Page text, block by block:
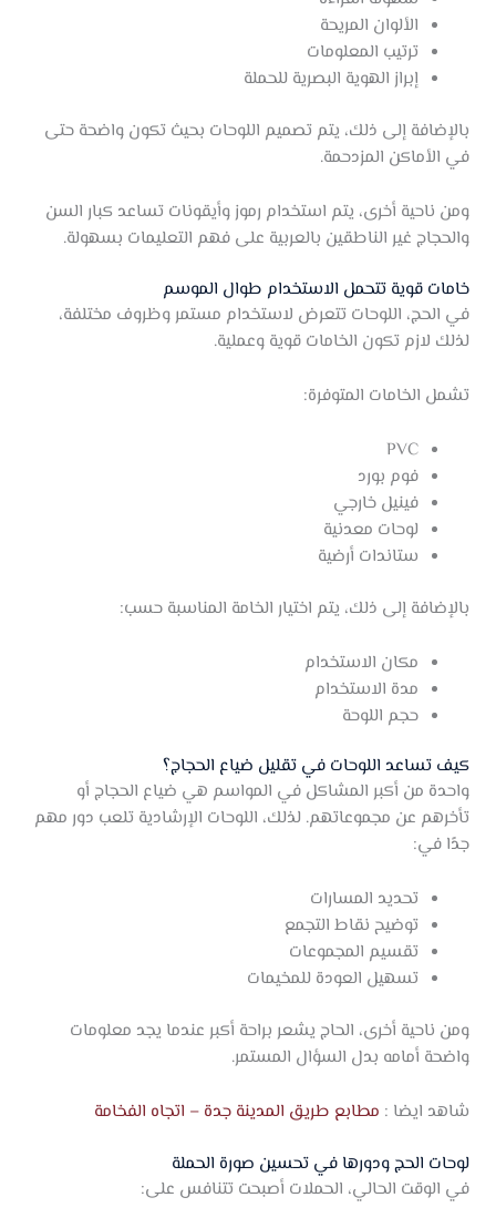
الألوان المريحة
ترتيب المعلومات
إبراز الهوية البصرية للحملة
بالإضافة إلى ذلك، يتم تصميم اللوحات بحيث تكون واضحة حتى
في الأماكن المزدحمة.
ومن ناحية أخرى، يتم استخدام رموز وأيقونات تساعد كبار السن
والحجاج غير الناطقين بالعربية على فهم التعليمات بسهولة.
خامات قوية تتحمل الاستخدام طوال الموسم
في الحج، اللوحات تتعرض لاستخدام مستمر وظروف مختلفة،
لذلك لازم تكون الخامات قوية وعملية.
تشمل الخامات المتوفرة:
PVC
فوم بورد
فينيل خارجي
لوحات معدنية
ستاندات أرضية
بالإضافة إلى ذلك، يتم اختيار الخامة المناسبة حسب:
مكان الاستخدام
مدة الاستخدام
حجم اللوحة
كيف تساعد اللوحات في تقليل ضياع الحجاج؟
واحدة من أكبر المشاكل في المواسم هي ضياع الحجاج أو
تأخرهم عن مجموعاتهم. لذلك، اللوحات الإرشادية تلعب دور مهم
جدًا في:
تحديد المسارات
توضيح نقاط التجمع
تقسيم المجموعات
تسهيل العودة للمخيمات
ومن ناحية أخرى، الحاج يشعر براحة أكبر عندما يجد معلومات
واضحة أمامه بدل السؤال المستمر.
شاهد ايضا : مطابع طريق المدينة جدة – اتجاه الفخامة
لوحات الحج ودورها في تحسين صورة الحملة
في الوقت الحالي، الحملات أصبحت تتنافس على: